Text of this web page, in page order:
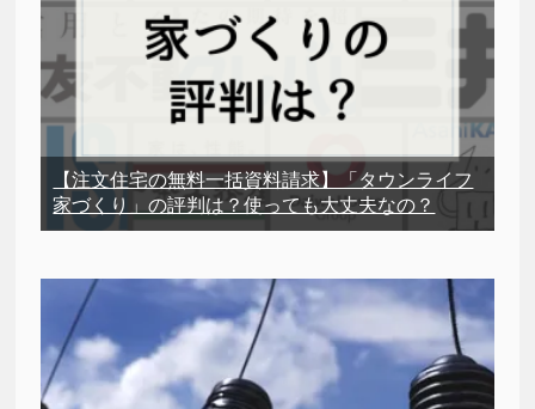
【注文住宅の無料一括資料請求】「タウンライフ
家づくり」の評判は？使っても大丈夫なの？